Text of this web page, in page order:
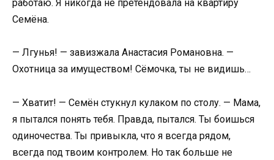
работаю. Я никогда не претендовала на квартиру
Семёна.
— Лгунья! — завизжала Анастасия Романовна. —
Охотница за имуществом! Сёмочка, ты не видишь…
— Хватит! — Семён стукнул кулаком по столу. — Мама,
я пытался понять тебя. Правда, пытался. Ты боишься
одиночества. Ты привыкла, что я всегда рядом,
всегда под твоим контролем. Но так больше не